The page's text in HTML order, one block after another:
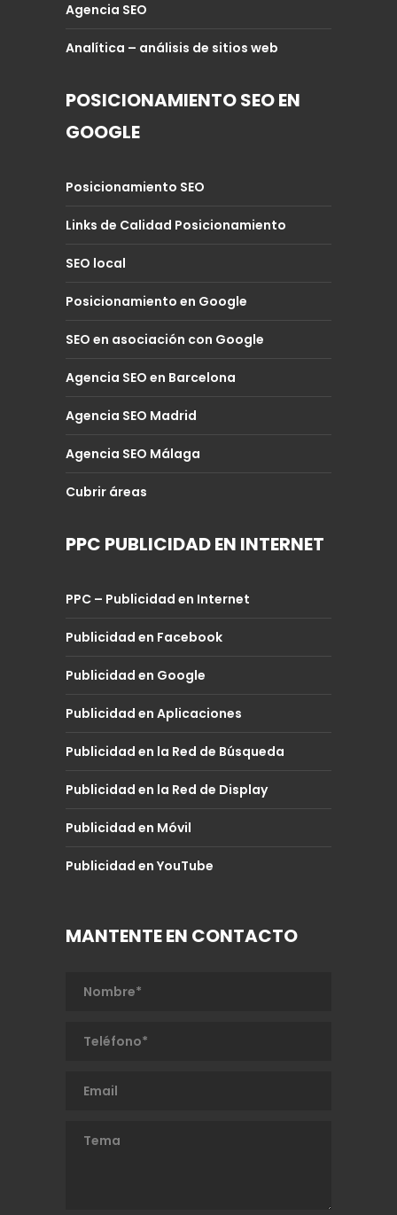
Agencia SEO
Analítica – análisis de sitios web
POSICIONAMIENTO SEO EN
GOOGLE
Posicionamiento SEO
Links de Calidad Posicionamiento
SEO local
Posicionamiento en Google
SEO en asociación con Google
Agencia SEO en Barcelona
Agencia SEO Madrid
Agencia SEO Málaga
Cubrir áreas
PPC PUBLICIDAD EN INTERNET
PPC – Publicidad en Internet
Publicidad en Facebook
Publicidad en Google
Publicidad en Aplicaciones
Publicidad en la Red de Búsqueda
Publicidad en la Red de Display
Publicidad en Móvil
Publicidad en YouTube
MANTENTE EN CONTACTO